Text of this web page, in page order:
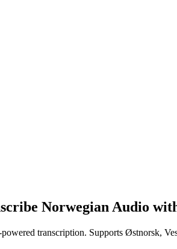
Norwegian Audio
transcription. Supports Østnorsk,